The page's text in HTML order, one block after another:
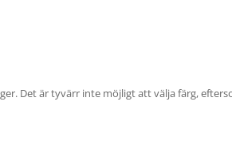
Det är tyvärr inte möjligt att välja färg,